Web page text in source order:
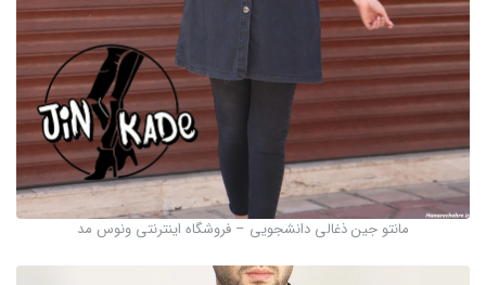
مانتو جین ذغالی دانشجویی – فروشگاه اینترنتی ونوس مد